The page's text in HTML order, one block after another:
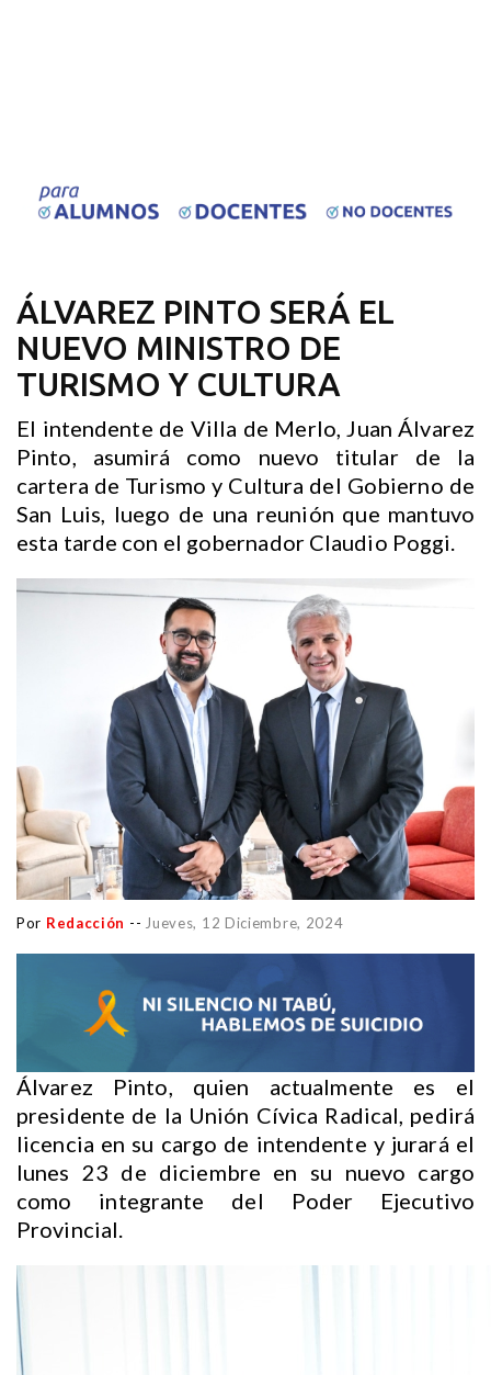
ÁLVAREZ PINTO SERÁ EL
NUEVO MINISTRO DE
TURISMO Y CULTURA
El intendente de Villa de Merlo, Juan Álvarez
Pinto, asumirá como nuevo titular de la
cartera de Turismo y Cultura del Gobierno de
San Luis, luego de una reunión que mantuvo
esta tarde con el gobernador Claudio Poggi.
Por Redacción -- Jueves, 12 Diciembre, 2024
Álvarez Pinto, quien actualmente es el
presidente de la Unión Cívica Radical, pedirá
licencia en su cargo de intendente y jurará el
lunes 23 de diciembre en su nuevo cargo
como integrante del Poder Ejecutivo
Provincial.